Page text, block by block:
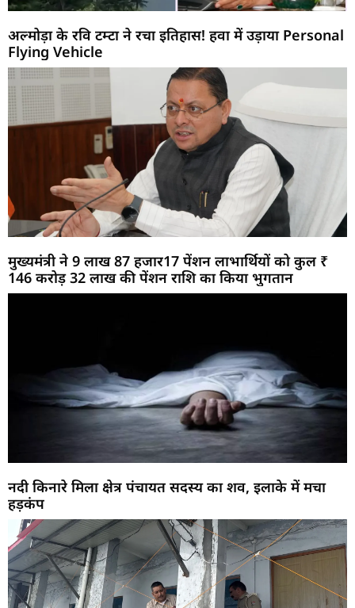
अल्मोड़ा के रवि टम्टा ने रचा इतिहास! हवा में उड़ाया Personal
Flying Vehicle
मुख्यमंत्री ने 9 लाख 87 हजार17 पेंशन लाभार्थियों को कुल ₹
146 करोड़ 32 लाख की पेंशन राशि का किया भुगतान
नदी किनारे मिला क्षेत्र पंचायत सदस्य का शव, इलाके में मचा
हड़कंप